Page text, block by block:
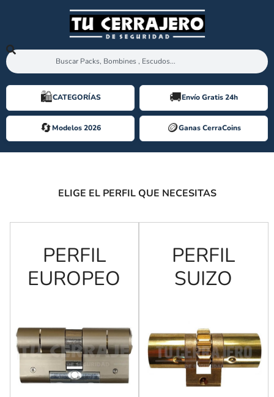
🛍️️CATEGORÍAS 🚚Envío Gratis 24h
🔄Modelos 2026 🪙️Ganas CerraCoins
ELIGE EL PERFIL QUE NECESITAS
PERFIL
EUROPEO
PERFIL
SUIZO